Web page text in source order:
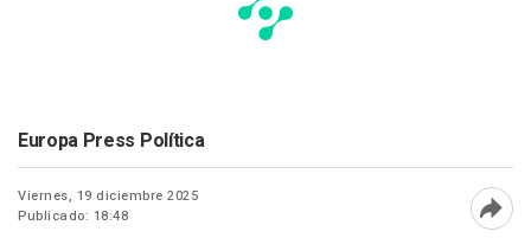
Europa Press Política
Viernes, 19 diciembre 2025
Publicado: 18:48